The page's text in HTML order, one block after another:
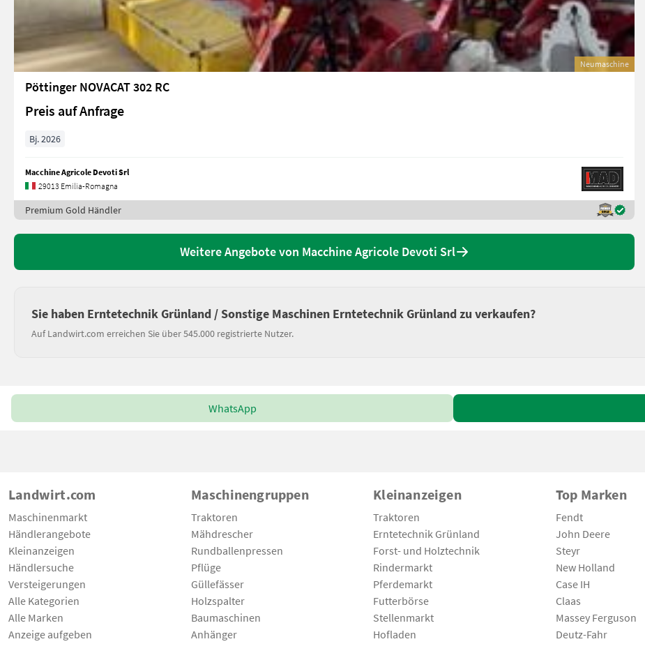
Neumaschine
Pöttinger NOVACAT 302 RC
Preis auf Anfrage
Bj. 2026
Macchine Agricole Devoti Srl
29013 Emilia-Romagna
Premium Gold Händler
Weitere Angebote von Macchine Agricole Devoti Srl
Sie haben Erntetechnik Grünland / Sonstige Maschinen Erntetechnik Grünland zu verkaufen?
Auf Landwirt.com erreichen Sie über 545.000 registrierte Nutzer.
WhatsApp
Landwirt.com
Maschinenmarkt
Händlerangebote
Kleinanzeigen
Händlersuche
Versteigerungen
Alle Kategorien
Alle Marken
Anzeige aufgeben
Maschinengruppen
Traktoren
Mähdrescher
Rundballenpressen
Pflüge
Güllefässer
Holzspalter
Baumaschinen
Anhänger
Kleinanzeigen
Traktoren
Erntetechnik Grünland
Forst- und Holztechnik
Rindermarkt
Pferdemarkt
Futterbörse
Stellenmarkt
Hofladen
Top Marken
Fendt
John Deere
Steyr
New Holland
Case IH
Claas
Massey Ferguson
Deutz-Fahr